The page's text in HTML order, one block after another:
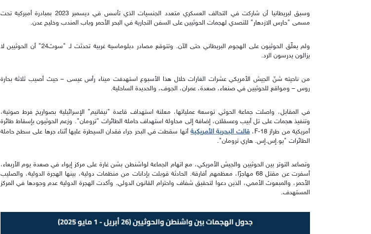
وسبق لبريطانيا أن شاركت في التحالف العسكري متعدد الجنسيات الذي تأسس في ديسمبر 2023 بمبادرة أميركية تحت
مسمى "حارس الازدهار" للتصدي لهجمات الحوثيين على السفن التجارية في البحر الأحمر وباب المندب وخليج عدن.
ولم يعلّق الحوثيون على الهجوم البريطاني حتى الآن. وتتوقع مصادر دبلوماسية غربية تحدثت لـ "سوث24" أن الحوثيين لا
يزالون يدرسون الرد.
من ناحيته شنّ الجيش الأمريكي عشرات الغارات خلال هذا الأسبوع استهدفت ميناء رأس عيسى – حيث أصيب ثلاثة بحارة
روس – ومواقع للحوثيين في صنعاء، صعدة، عمران، الجوف، والحديدة الساحلية.
في المقابل، واصلت جماعة الحوثي توسعة عملياتها، معلنة استهداف قاعدة "نيفاتيم" الإسرائيلية بصواريخ فرط صوتية،
وتنفيذ هجمات على تل أبيب وعسقلان، إضافة إلى محاولة استهداف حاملة الطائرات "ترومان". وزعم الحوثيون بإسقاط طائرة
أمريكية من طراز F-18،
قالت البحرية الأمريكيةأنها سقطت في البحر جراء فقدان السيطرة عليها أثناء جرها على سطح حاملة
الطائرات "يو.إس.إس. هاري ترومان".
وتصاعد التوتر بين الحوثيين والجيش الأمريكي، مع اتهام الجماعة لواشنطن بشن غارة على مركز إيواء في صعدة يوم الأربعاء،
أسفرت عن مقتل 68 مهاجرًا، معظمهم أفارقة. الحادثة قوبلت بإدانات من منظمات دولية، بينها الهجرة الدولية، والصليب
الأحمر، والمبعوث الأممي، الذين دعوا لتحقيق شفاف واحترام القانون الدولي. وأكدت الهجرة الدولية عدم وجودها في المركز
المستهدف.